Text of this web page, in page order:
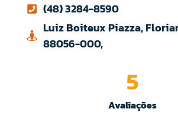
(48) 3284-8590
Luiz Boiteux Piazza,
88056-000,
Avaliações
5